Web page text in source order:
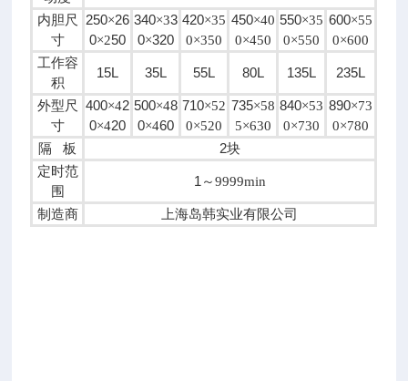
内胆尺
寸
250×26
0×250
340×33
0×320
420×35
0×350
450×40
0×450
550×35
0×550
600×55
0×600
工作容
积
15L 35L 55L 80L 135L 235L
外型尺
寸
400×42
0×420
500×48
0×460
710×52
0×520
735×58
5×630
840×53
0×730
890×73
0×780
隔 板 2块
定时范
围
1 ～9999min
制造商 上海岛韩实业有限公司